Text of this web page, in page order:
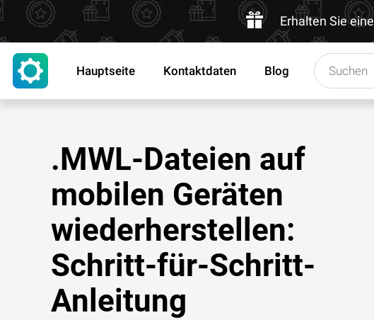
Erhalten Sie
Hauptseite Kontaktdaten Blog
.MWL-Dateien auf
mobilen Geräten
wiederherstellen:
Schritt-für-Schritt-
Anleitung